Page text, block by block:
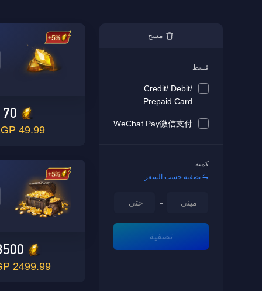
مسح
قسط
Credit/ Debit/
Prepaid Card
WeChat Pay微信支付
كمية
تصفية حسب السعر
-
تصفية
70
49.99 EGP
2499.99 EGP